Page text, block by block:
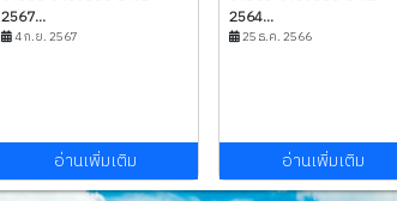
2567...
4 ก.ย. 2567
อ่านเพิ่มเติม
2564...
25 ธ.ค. 2566
อ่านเพิ่มเติม